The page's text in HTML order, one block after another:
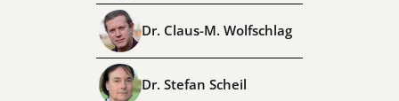
Dr. Claus-M. Wolfschlag
Dr. Stefan Scheil